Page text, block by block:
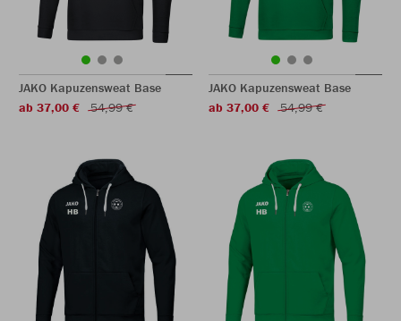
JAKO Kapuzensweat Base
ab 37,00 €
54,99 €
JAKO Kapuzensweat Base
ab 37,00 €
54,99 €